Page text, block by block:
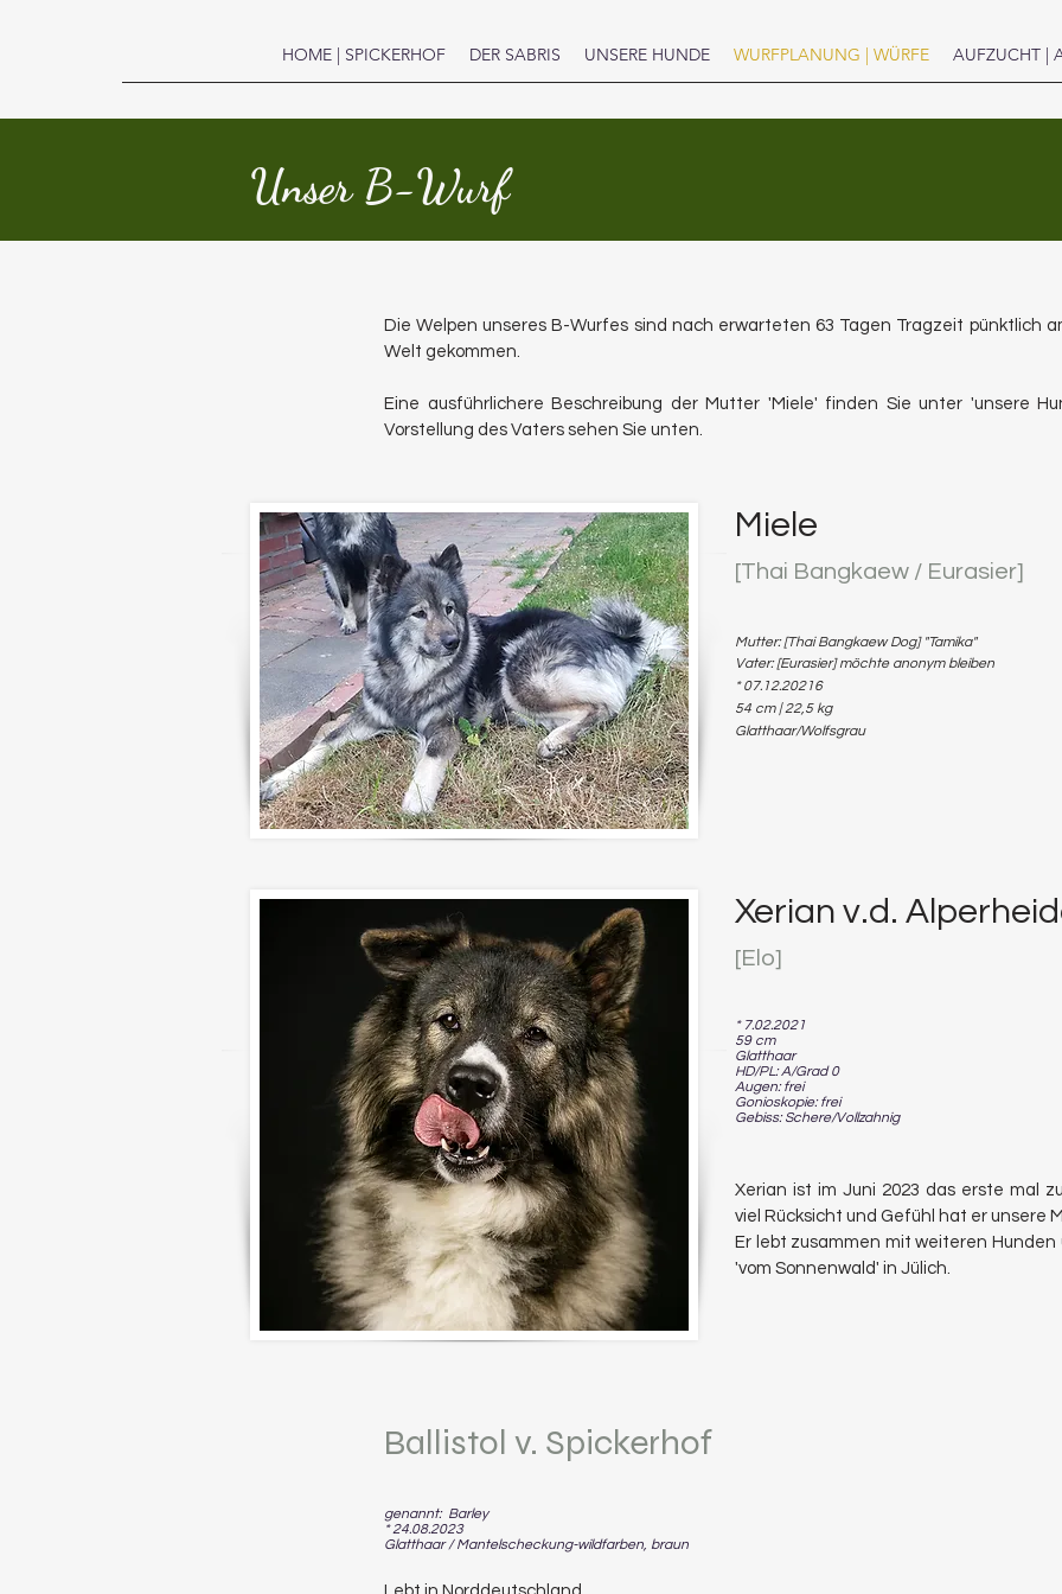
HOME | SPICKERHOF DER SABRIS UNSERE HUNDE WURFPLANUNG | WÜRFE AUFZUCHT |
Unser B-Wurf
Die Welpen unseres B-Wurfes sind nach erwarteten 63 Tagen Tragzeit pünktlich
Welt gekommen.
Eine ausführlichere Beschreibung der Mutter 'Miele' finden Sie unter 'unsere
Vorstellung des Vaters sehen Sie unten.
Miele
[Thai Bangkaew / Eurasier]
Mutter: [Thai Bangkaew Dog] "Tamika"
Vater: [Eurasier] möchte anonym bleiben
* 07.12.20216
54 cm | 22,5 kg
Glatthaar/Wolfsgrau
Xerian v.d.
[Elo]
* 7.02.2021
59 cm
Glatthaar
HD/PL: A/Grad 0
Augen: frei
Gonioskopie: frei
Gebiss: Schere/Vollzahnig
Xerian ist im Juni 2023 das erste mal
viel Rücksicht und Gefühl hat er unsere
Er lebt zusammen mit weiteren
'vom Sonnenwald' in Jülich.
Ballistol v. Spickerhof
genannt: Barley
* 24.08.2023
Glatthaar / Mantelscheckung-wildfarben, braun